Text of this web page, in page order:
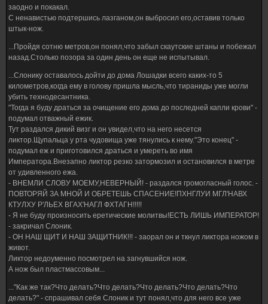
заодно и покакал.
С ненавистью подтершись лазганом,он выбросил его,оставив только
штык-нож.
...Пройдя сотню метров,он понял,что забыл скаутские штаны и побежал
назад.Столько позора за один день он еще не испытывал.
...Слонику оставалось дойти до дома Лошадки всего каких-то 5
километров,когда ему в голову пришла мысль,что тираниды уже могли
убить технодесантника.
"Тогда я буду драться за очищение его дома до последней капли крови" -
подумал отважный ежик.
Тут раздался дикий визг и он увидел,что на него несется
ликтор.Щупальца у рта чудовища уже тянулись к нему."Это конец" -
подумал еж и приготовился драться и умереть во имя
Императора.Внезапно ликтор резко затормозил и остановился в метре
от удивленного ежа.
- ВНЕМЛИ СЛОВУ МОЕМУ,НЕВЕРНЫЙ! - раздался громогласный голос. -
ПОВТОРЯЙ ЗА МНОЙ И ОБРЕТЕШЬ СПАСЕНИЕ!ПХНГЛУИ МГЛ'НАВХ
КТУЛХУ Р'ЛЬЕХ ВГАХ'НАГЛ ФХТАГН!!!!!
- Я не буду произносить еретические молитвы!ЕСТЬ ЛИШЬ ИМПЕРАТОР!
- закричал Слоник.
- ОН НАШ ЩИТ И НАШ ЗАЩИТНИК!!! - заорал он и ткнул ликтора ножом в
живот.
Ликтор недоуменно посмотрел на загнувшийся нож.
А нож был пластмассовым...
..."Как же так?Что делать?Что делать?Что делать?Что делать?Что
делать?" - спрашивал себя Слоник и тут понял,что для него все уже